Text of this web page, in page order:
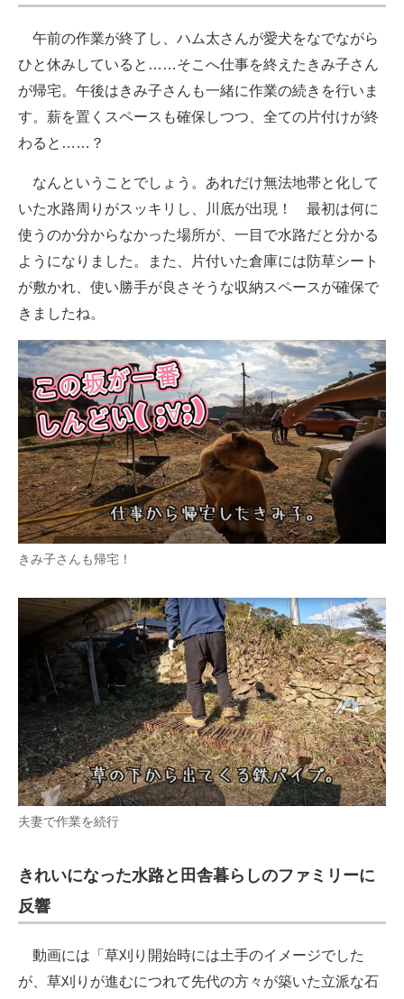
午前の作業が終了し、ハム太さんが愛犬をなでながら
ひと休みしていると……そこへ仕事を終えたきみ子さん
が帰宅。午後はきみ子さんも一緒に作業の続きを行いま
す。薪を置くスペースも確保しつつ、全ての片付けが終
わると……？
なんということでしょう。あれだけ無法地帯と化して
いた水路周りがスッキリし、川底が出現！ 最初は何に
使うのか分からなかった場所が、一目で水路だと分かる
ようになりました。また、片付いた倉庫には防草シート
が敷かれ、使い勝手が良さそうな収納スペースが確保で
きましたね。
きみ子さんも帰宅！
夫妻で作業を続行
きれいになった水路と田舎暮らしのファミリーに
反響
動画には「草刈り開始時には土手のイメージでした
が、草刈りが進むにつれて先代の方々が築いた立派な石